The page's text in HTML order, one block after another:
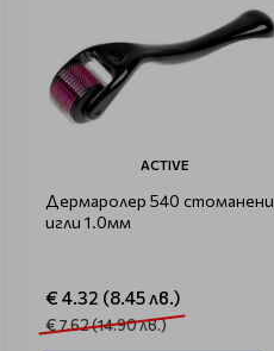
ACTIVE
Дермаролер 540 стоманени
игли 1.0мм
€ 4.32 (8.45 лв.)
€ 7.62 (14.90 лв.)